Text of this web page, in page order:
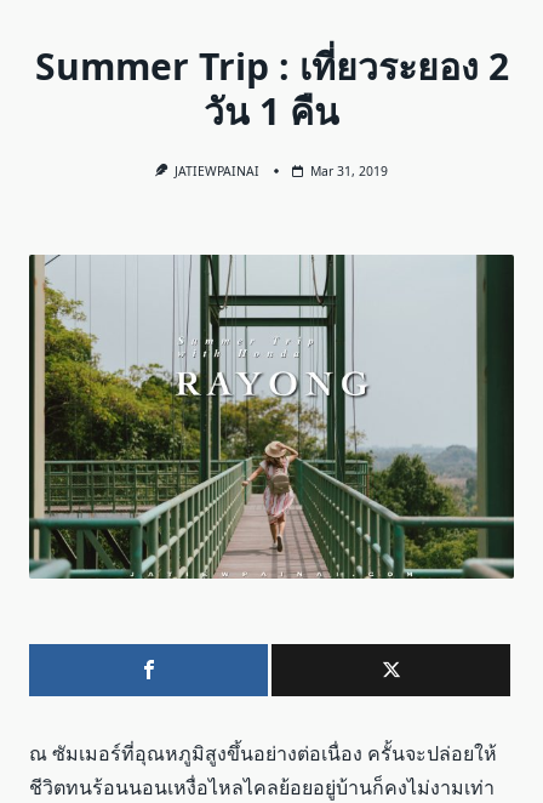
Summer Trip : เที่ยวระยอง 2
วัน 1 คืน
JATIEWPAINAI Mar 31, 2019
ณ ซัมเมอร์ที่อุณหภูมิสูงขึ้นอย่างต่อเนื่อง ครั้นจะปล่อยให้
ชีวิตทนร้อนนอนเหงื่อไหลไคลย้อยอยู่บ้านก็คงไม่งามเท่า